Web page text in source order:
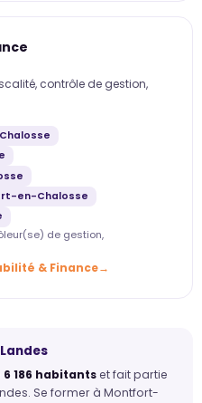
contrôle de gestion,
en-Chalosse
de gestion,
& Finance
6 186 habitantset fait partie
Se former à Montfort-